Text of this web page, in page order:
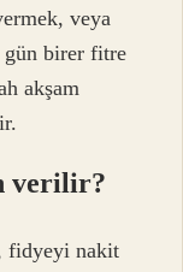
veya
gün birer fitre
akşam
verilir?
fidyeyi nakit